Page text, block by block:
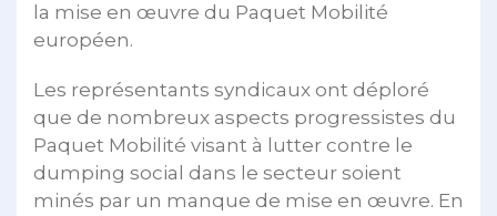
la mise en œuvre du Paquet Mobilité
européen.
Les représentants syndicaux ont déploré
que de nombreux aspects progressistes du
Paquet Mobilité visant à lutter contre le
dumping social dans le secteur soient
minés par un manque de mise en œuvre. En